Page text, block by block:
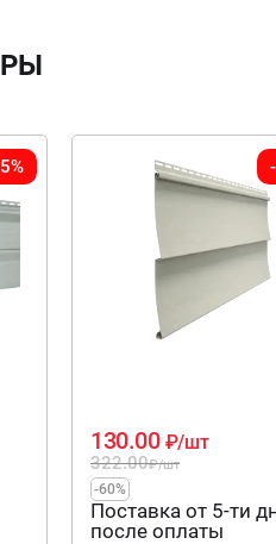
322.00₽/шт
130.00 ₽/шт
-60%
Поставка от 5-ти
после оплаты